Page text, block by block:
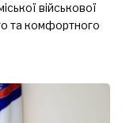
військової
та комфортного